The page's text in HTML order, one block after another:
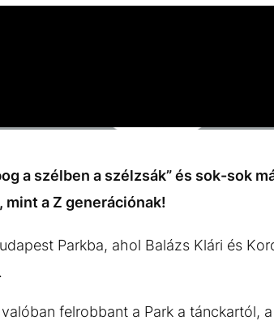
a szélben a szélzsák” és sok-sok
a Z generációnak!
Parkba, ahol Balázs Klári és
valóban felrobbant a Park a tánckartól,